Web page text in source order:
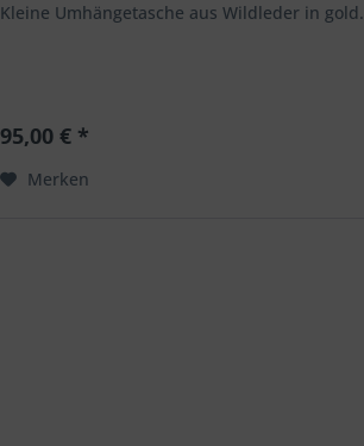
Kleine Umhängetasche aus Wildleder in gold.
95,00 € *
Merken